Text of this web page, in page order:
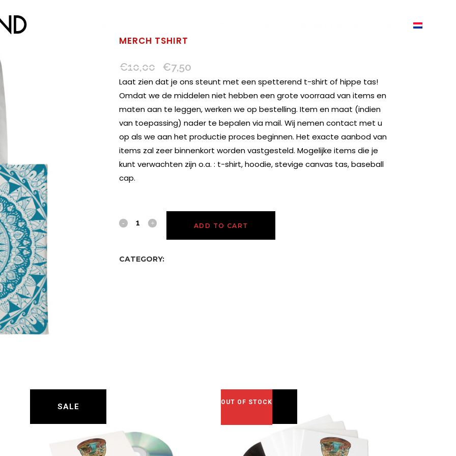
MERCH TSHIRT
€10,00
Original
price
was:
€10,00.
€7,50
price
is:
€7,50.
Laat zien dat je ons steunt met een spetterend t-shirt of hippe tas!
Omdat we de middelen niet hebben een grote voorraad van items en
maten aan te leggen, werken we op bestelling. Item en maat (indien
van toepassing) nader te bepalen via mail. Wij nemen contact met u
op als we aan het productie proces beginnen. Het exacte aanbod van
items zal zeer binnenkort worden vastgesteld. Mogelijke items die je
kunt verwachten zijn o.a. : t-shirt, hoodie, stevige canvas tas, baseball
cap.
ADD TO CART
CATEGORY:
SALE SALE
OUT OF STOCK